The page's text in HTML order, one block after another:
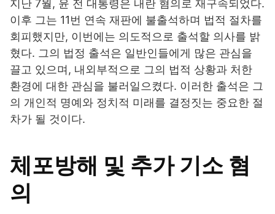
지난 7월, 윤 전 대통령은 내란 혐의로 재구속되었다.
이후 그는 11번 연속 재판에 불출석하며 법적 절차를
회피했지만, 이번에는 의도적으로 출석할 의사를 밝
혔다. 그의 법정 출석은 일반인들에게 많은 관심을
끌고 있으며, 내외부적으로 그의 법적 상황과 처한
환경에 대한 관심을 불러일으켰다. 이러한 출석은 그
의 개인적 명예와 정치적 미래를 결정짓는 중요한 절
차가 될 것이다.
체포방해 및 추가 기소 혐
의